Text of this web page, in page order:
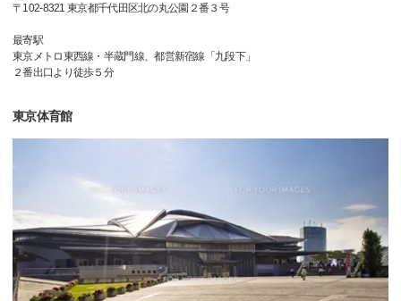
〒102-8321 東京都千代田区北の丸公園２番３号
最寄駅
東京メトロ東西線・半蔵門線、都営新宿線「九段下」
２番出口より徒歩５分
東京体育館